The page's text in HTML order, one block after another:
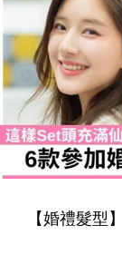
【婚禮髮型